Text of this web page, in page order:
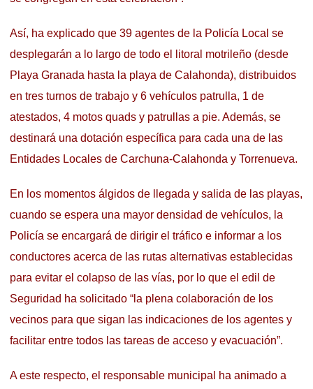
Así, ha explicado que 39 agentes de la Policía Local se
desplegarán a lo largo de todo el litoral motrileño (desde
Playa Granada hasta la playa de Calahonda), distribuidos
en tres turnos de trabajo y 6 vehículos patrulla, 1 de
atestados, 4 motos quads y patrullas a pie. Además, se
destinará una dotación específica para cada una de las
Entidades Locales de Carchuna-Calahonda y Torrenueva.
En los momentos álgidos de llegada y salida de las playas,
cuando se espera una mayor densidad de vehículos, la
Policía se encargará de dirigir el tráfico e informar a los
conductores acerca de las rutas alternativas establecidas
para evitar el colapso de las vías, por lo que el edil de
Seguridad ha solicitado “la plena colaboración de los
vecinos para que sigan las indicaciones de los agentes y
facilitar entre todos las tareas de acceso y evacuación”.
A este respecto, el responsable municipal ha animado a